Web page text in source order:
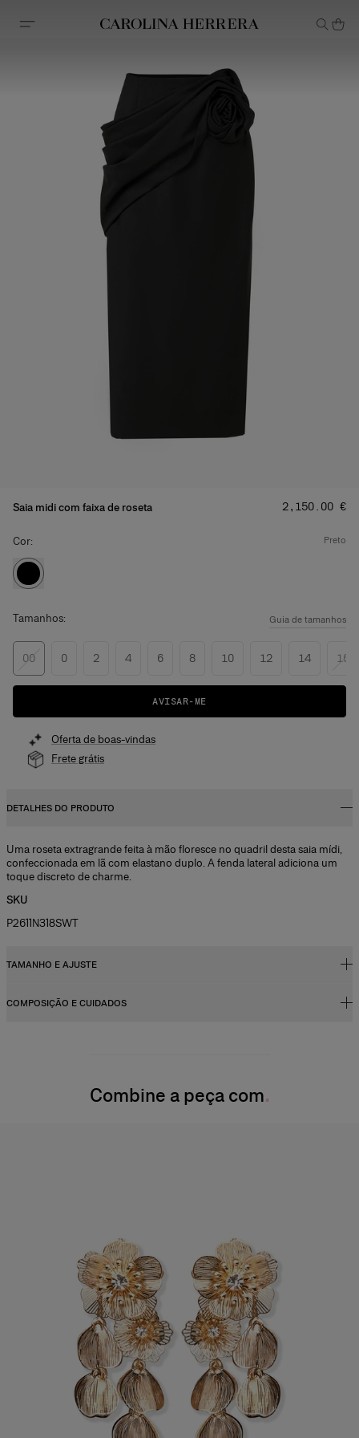
Declaração de acessibilidade
Saia midi com faixa de roseta Preço:
‌2,150.00 €
Cor: preto
Tamanhos: Guia de tamanhos
00 0 2 4 6 8 10 12 14 16
AVISAR-ME
Oferta de boas-vindas
Frete grátis
DETALHES DO PRODUTO
Uma roseta extragrande feita à mão floresce no quadril desta saia mídi,
confeccionada em lã com elastano duplo. A fenda lateral adiciona um
toque discreto de charme.
SKU
P2611N318SWT
TAMANHO E AJUSTE
Silhueta reta ajustada, comprimento mídi
COMPOSIÇÃO E CUIDADOS
Lave somente a secoCombine a peça com